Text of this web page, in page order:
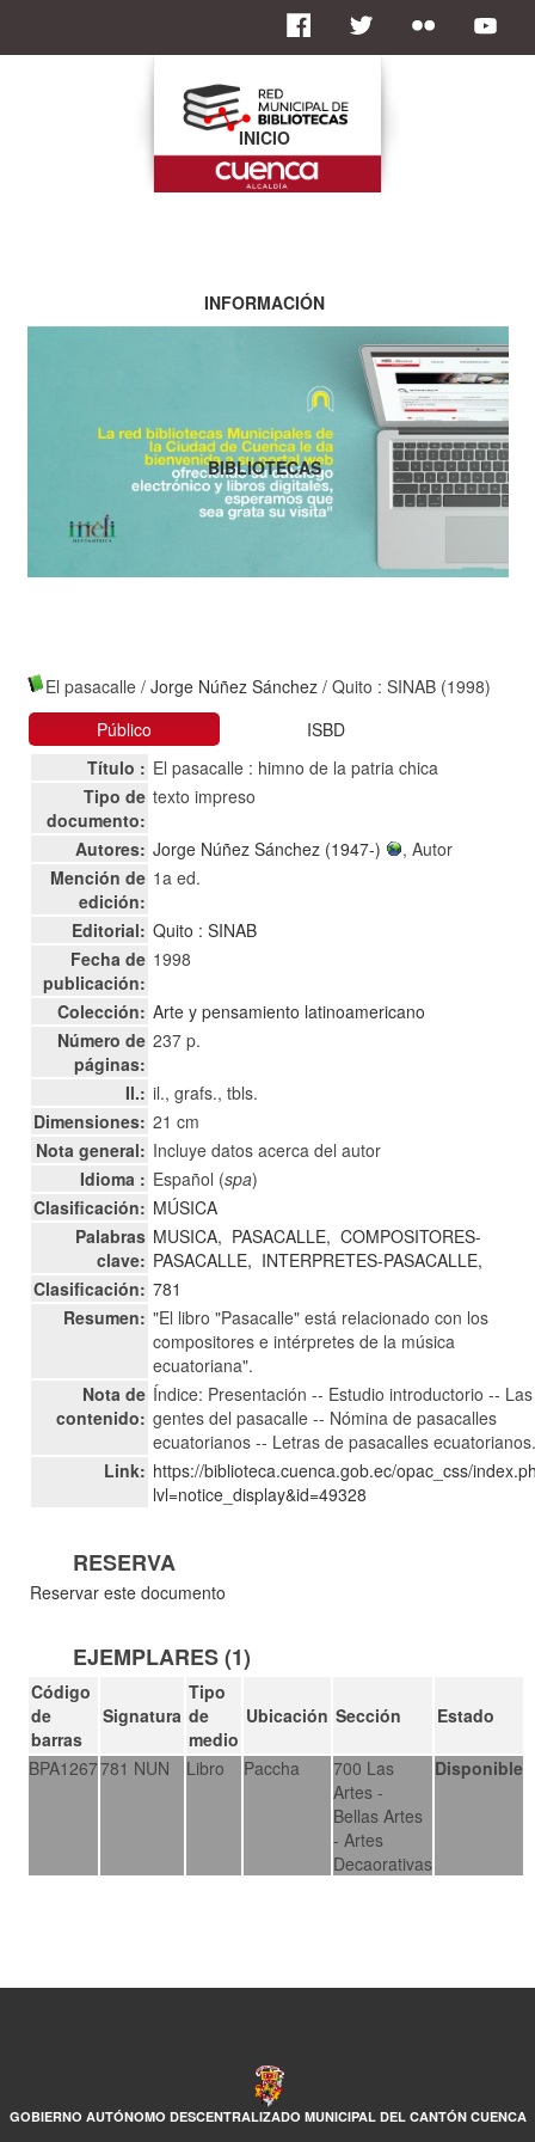
El pasacalle /Jorge Núñez Sánchez / Quito : SINAB (1998)
Público
ISBD
Título : El pasacalle : himno de la patria chica
Tipo de
documento:
texto impreso
Autores: Jorge Núñez Sánchez (1947-)
, Autor
Mención de
edición:
1a ed.
Editorial: Quito : SINAB
Fecha de
publicación:
1998
Colección: Arte y pensamiento latinoamericano
Número de
páginas:
237 p.
Il.: il., grafs., tbls.
Dimensiones: 21 cm
Nota general: Incluye datos acerca del autor
Idioma : Español (spa)
Clasificación: MÚSICA
Palabras
clave:
MUSICA, PASACALLE, COMPOSITORES-
PASACALLE, INTERPRETES-PASACALLE,
Clasificación: 781
Resumen: "El libro "Pasacalle" está relacionado con los
compositores e intérpretes de la música
ecuatoriana".
Nota de
contenido:
Índice: Presentación -- Estudio introductorio -- Las
gentes del pasacalle -- Nómina de pasacalles
ecuatorianos -- Letras de pasacalles
Link: https://biblioteca.cuenca.gob.ec/opac_css/
lvl=notice_display&id=49328
RESERVA
Reservar este documento
EJEMPLARES (1)
Código
de
barras
Signatura
Tipo
de
medio
Ubicación Sección Estado
BPA1267781 NUN Libro Paccha
700 Las
Artes -
Bellas Artes
- Artes
Decaorativas
Disponible
GOBIERNO AUTÓNOMO DESCENTRALIZADO MUNICIPAL DEL CANTÓN CUENCA
INICIO
INFORMACIÓN
BIBLIOTECAS